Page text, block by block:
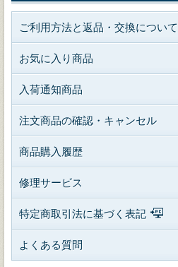
ご利用方法と返品・交換について
お気に入り商品
入荷通知商品
注文商品の確認・キャンセル
商品購入履歴
修理サービス
特定商取引法に基づく表記
よくある質問